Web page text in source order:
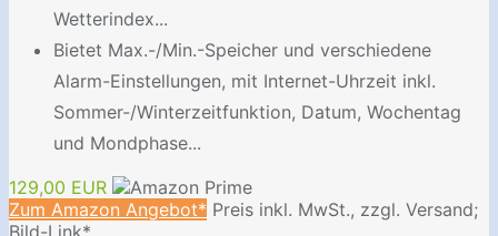
Wetterindex...
Bietet Max.-/Min.-Speicher und verschiedene
Alarm-Einstellungen, mit Internet-Uhrzeit inkl.
Sommer-/Winterzeitfunktion, Datum, Wochentag
und Mondphase...
129,00 EUR
Zum Amazon Angebot* Preis inkl. MwSt., zzgl. Versand;
Bild-Link*